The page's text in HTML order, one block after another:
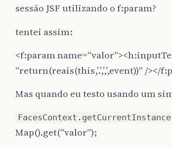
sessão JSF utilizando o f:param?
tentei assim:
<f:param
“return(reais(this,’.’,’,’,event))” /></
Mas quando eu testo usando um
Map().get(“valor”);